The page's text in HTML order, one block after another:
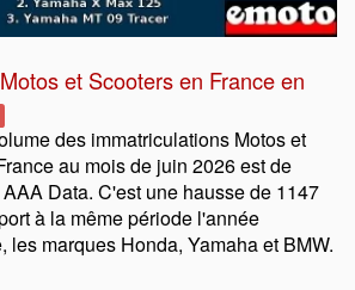
et Scooters en France en
des immatriculations Motos et
au mois de juin 2026 est de
Data. C'est une hausse de 1147
à la même période l'année
les marques Honda, Yamaha et BMW.